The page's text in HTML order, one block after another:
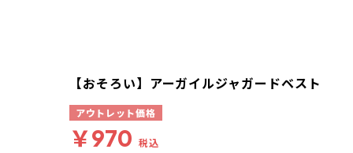
【おそろい】アーガイルジャガードベスト
アウトレット価格
￥970 税込